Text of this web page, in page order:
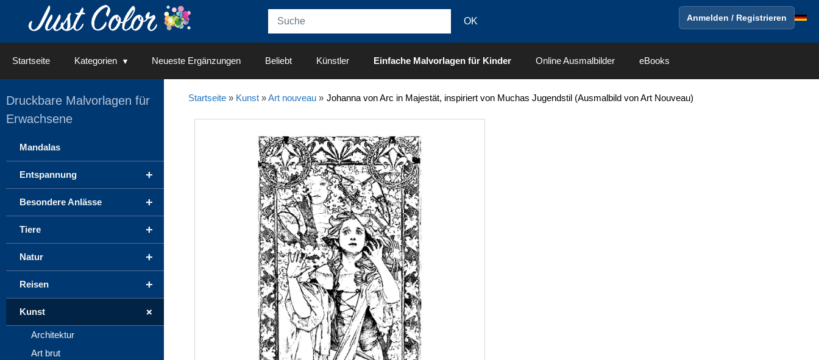
Anmelden / Registrieren
Startseite Kategorien Neueste Ergänzungen Beliebt Künstler Einfache Malvorlagen für Kinder Online Ausmalbilder eBooks
Startseite» Kunst»Art nouveau» Johanna von Arc in Majestät, inspiriert von Muchas Jugendstil (Ausmalbild von Art Nouveau)
Druckbare Malvorlagen für
Erwachsene
Mandalas
+
Entspannung
+
Besondere Anlässe
+
Tiere
+
Natur
+
Reisen
+
Kunst
Architektur
Art brut